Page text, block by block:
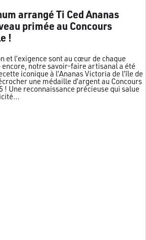
arrangé Ti Ced Ananas
primée au Concours
!
et l’exigence sont au cœur de chaque
encore, notre savoir-faire artisanal a été
iconique à l’Ananas Victoria de l’île de
une médaille d’argent au Concours
! Une reconnaissance précieuse qui salue